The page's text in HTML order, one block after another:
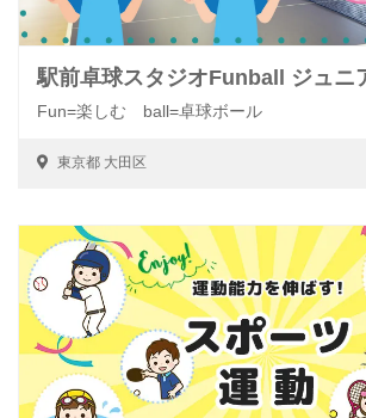
駅前卓球スタジオFunball ジュニ
Fun=楽しむ ball=卓球ボール
東京都 大田区